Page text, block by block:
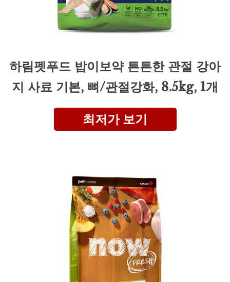
하림펫푸드 밥이보약 튼튼한 관절 강아
지 사료 기본, 뼈/관절강화, 8.5kg, 1개
최저가 보기